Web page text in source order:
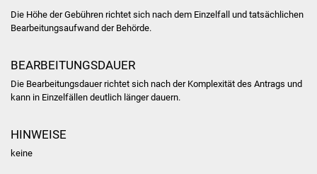
Fachteam Jugend
Stadtwerke
Die Höhe der Gebühren richtet sich nach demEinzelfall und tatsächlichen
Bearbeitungsaufwand der Behörde.
BEARBEITUNGSDAUER
Die Bearbeitungsdauer richtet sich nach der Komplexität des Antrags und
kann in Einzelfällen deutlich länger dauern.
HINWEISE
keine